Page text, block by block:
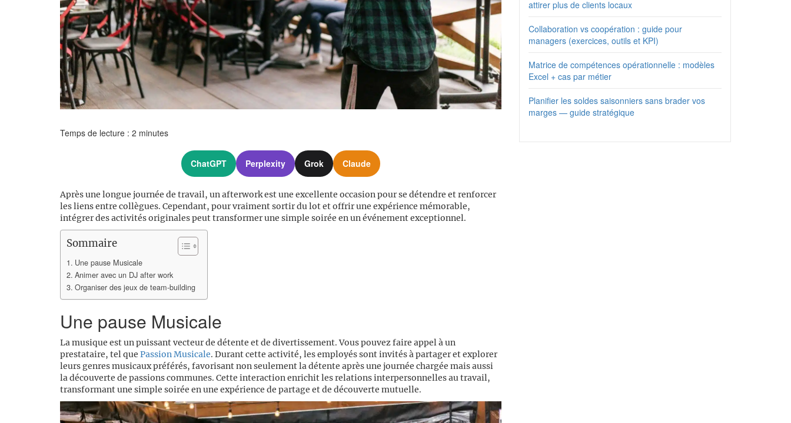
Temps de lecture : 2 minutes
ChatGPT Perplexity Grok Claude
Après une longue journée de travail, un afterwork est une excellente occasion pour se détendre et renforcer
les liens entre collègues. Cependant, pour vraiment sortir du lot et offrir une expérience mémorable,
intégrer des activités originales peut transformer une simple soirée en un événement exceptionnel.
Sommaire
Une pause Musicale
Animer avec un DJ after work
Organiser des jeux de team-building
Une pause Musicale
La musique est un puissant vecteur de détente et de divertissement. Vous pouvez faire appel à un
prestataire, tel que Passion Musicale. Durant cette activité, les employés sont invités à partager et explorer
leurs genres musicaux préférés, favorisant non seulement la détente après une journée chargée mais aussi
la découverte de passions communes. Cette interaction enrichit les relations interpersonnelles au travail,
transformant une simple soirée en une expérience de partage et de découverte mutuelle.
attirer plus de clients locaux
Collaboration vs coopération : guide pour
managers (exercices, outils et KPI)
Matrice de compétences opérationnelle : modèles
Excel + cas par métier
Planifier les soldes saisonniers sans brader vos
marges — guide stratégique